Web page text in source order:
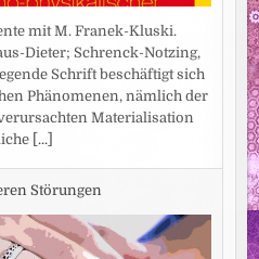
mit M. Franek-Kluski.
Dieter; Schrenck-Notzing,
Schrift beschäftigt sich
Phänomenen, nämlich der
Materialisation
[...]
Störungen